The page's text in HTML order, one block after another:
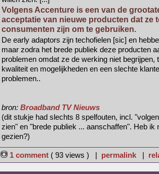
Volgens Accenture is een van de
acceptatie van nieuwe producten dat ze
consumenten zijn om te gebruiken.
De early adaptors zijn techofielen [sic] en
maar zodra het brede publiek deze producten
problemen omdat ze de werking niet begrijpen,
kwaliteit en mogelijkheden en een slechte
problemen..
bron: Broadband TV Nieuws
(dit stukje had slechts 8 spelfouten, incl.
zien" en "brede publiek ... aanschaffen". Heb ik
gezien?)
1 comment ( 93 views ) | permalink|